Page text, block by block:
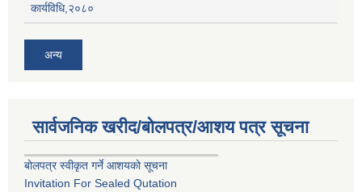
कार्यविधि,२०८०
अन्य
सार्वजनिक खरीद/बोलपत्र/आशय पत्र सूचना
बोलपत्र स्वीकृत गर्ने आशयको सूचना
Invitation For Sealed Qutation